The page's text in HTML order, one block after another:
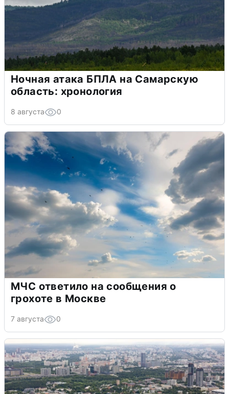
Ночная атака БПЛА на Самарскую
область: хронология
8 августа 0
МЧС ответило на сообщения о
грохоте в Москве
7 августа 0